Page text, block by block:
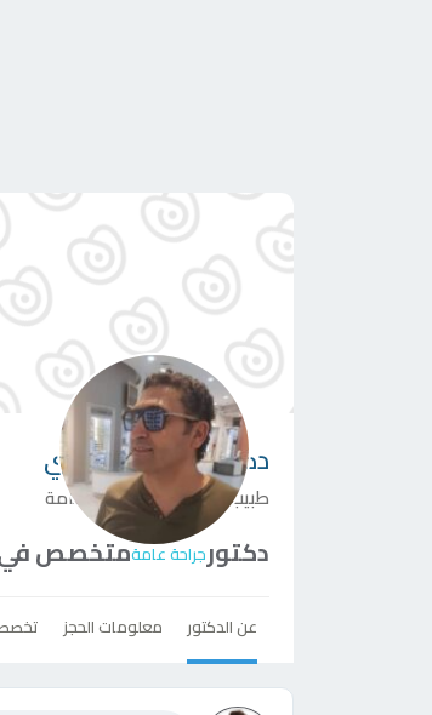
دكتورحُسين المنصّري
طبيب مختص في الجراحة عامة
دكتورجراحة عامةمتخصص
عن الدكتور معلومات الحجز